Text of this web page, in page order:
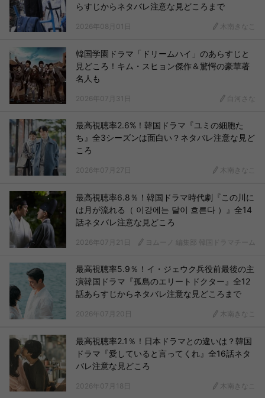
らすじからネタバレ注意な見どころまで
2026年08月01日 木南きなこ
韓国学園ドラマ「ドリームハイ」のあらすじと
見どころ！キム・スヒョン傑作＆驚愕の豪華著
名人も
2026年07月31日 白河さな
最高視聴率2.6%！韓国ドラマ『ユミの細胞た
ち』全3シーズンは面白い？ネタバレ注意な見ど
ころ
2026年07月27日 木南きなこ
最高視聴率6.8％！韓国ドラマ時代劇『この川に
は月が流れる（ 이강에는 달이 흐른다 ）』全14
話ネタバレ注意な見どころ
2026年07月21日 ヨムーノ 編集部 韓国ドラマチーム
最高視聴率5.9％！イ・ジェウク兵役前最後の主
演韓国ドラマ『孤島のエリートドクター』全12
話あらすじからネタバレ注意な見どころまで
2026年07月20日 木南きなこ
最高視聴率2.1％！日本ドラマとの違いは？韓国
ドラマ『愛していると言ってくれ』全16話ネタ
バレ注意な見どころ
2026年07月18日 木南きなこ